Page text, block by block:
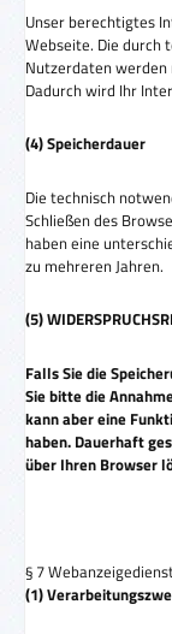
Unser berechtigtes
Webseite. Die durch
Nutzerdaten
Dadurch wird Ihr
(4) Speicherdauer
Die technisch
Schließen des
haben eine
zu mehreren Jahren.
(5)
Falls Sie die
Sie bitte die
kann aber eine
haben. Dauerhaft
über Ihren Browser
§ 7
(1)